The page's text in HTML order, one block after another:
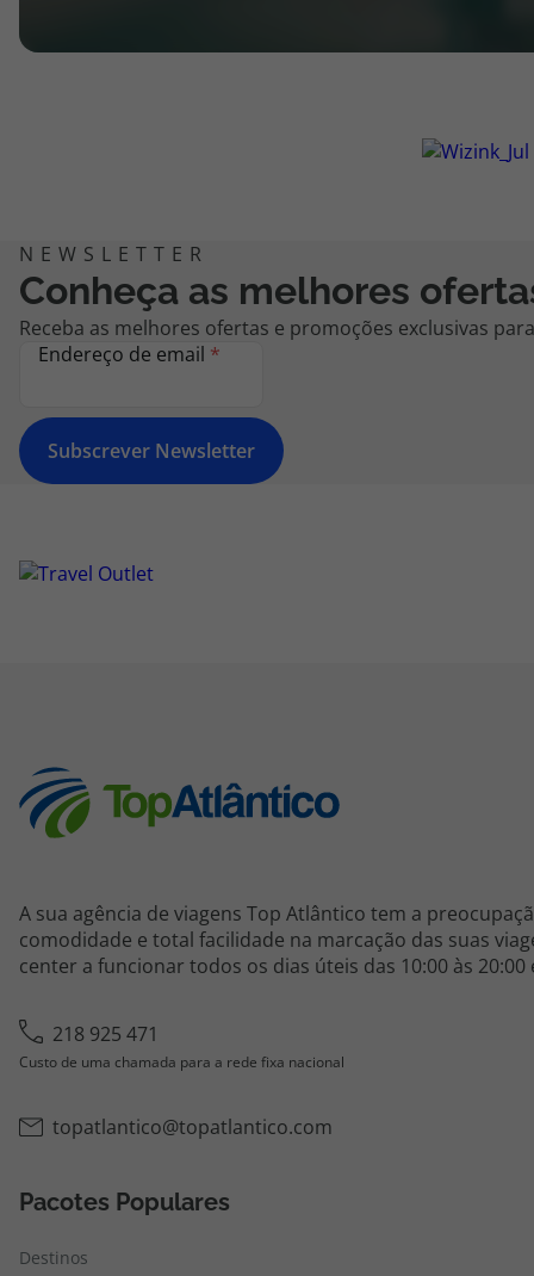
Conheça as melhores
Receba as melhores ofertas e promoções exclusivas
Endereço de email *
Subscrever Newsletter
A sua agência de viagens Top Atlântico tem a
comodidade e total facilidade na marcação das suas
center a funcionar todos os dias úteis das 10:00 às 20:00
218 925 471
Custo de uma chamada para a rede fixa nacional
topatlantico@topatlantico.com
Pacotes Populares
Destinos